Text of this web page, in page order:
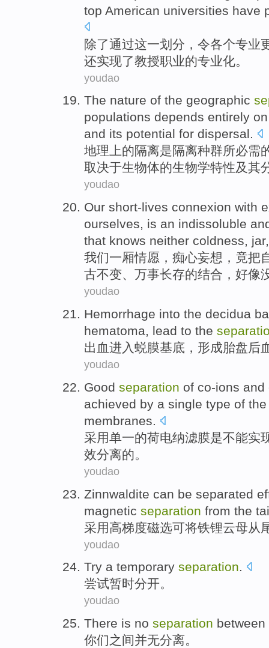
top American universities have
除了通过这一划分 ，令各个专业
还实现了教授职业的专业化。
youdao
The nature of the geographic
populations depends entirely
and its potential for dispersal.
地理 上的隔离是隔离种群所必需
取决于生物体的生物学特性及其
youdao
Our short-lives connexion with
ourselves, is an indissoluble
that knows neither coldness,
我们一厢情愿 ， 痴心妄想，竟把
古不变、 万事长存的结合 ，好像
youdao
Hemorrhage into the decidua
hematoma, lead to the
出血进入蜕膜基底， 形成胎盘后
youdao
Good separation of co-ions and
achieved by a single type of
membranes.
采用单一的荷电纳滤膜是不能实
效分离的。
youdao
Zinnwaldite can be separated
magnetic separation from the
采用高梯度磁选可将铁锂云母从
youdao
Try a temporary separation.
尝试暂时分开。
youdao
There is no separation between
你们之间并无分离。